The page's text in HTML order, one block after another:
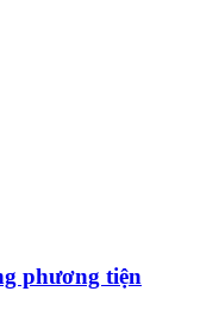
phương tiện